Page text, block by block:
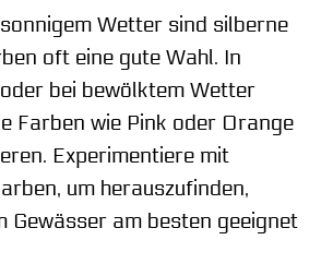
Wetter sind silberne
oft eine gute Wahl. In
bei bewölktem Wetter
Farben wie Pink oder Orange
Experimentiere mit
um herauszufinden,
Gewässer am besten geeignet